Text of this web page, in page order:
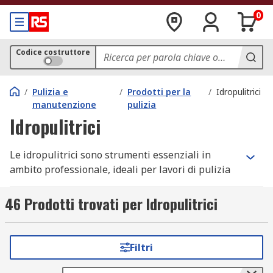
0
Codice costruttore
/ Pulizia e
manutenzione
/ Prodotti per la
pulizia
/ Idropulitrici
Idropulitrici
Le idropulitrici sono strumenti essenziali in
ambito professionale, ideali per lavori di pulizia
sia in versione con idropulitrice ad acqua calda
che fredda, sono particolarmente utili in settori
esterna. Se stai cercando una soluzione per
rimuovere sporco ostinato, oli o contaminanti da
46 Prodotti trovati per Idropulitrici
Filtri